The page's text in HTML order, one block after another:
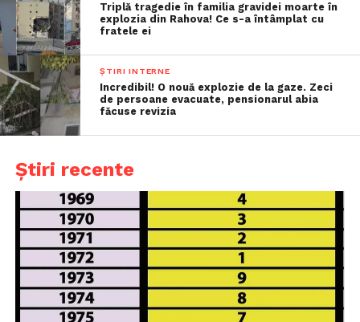
Triplă tragedie în familia gravidei moarte în
explozia din Rahova! Ce s-a întâmplat cu
fratele ei
ȘTIRI INTERNE
Incredibil! O nouă explozie de la gaze. Zeci
de persoane evacuate, pensionarul abia
făcuse revizia
Știri recente